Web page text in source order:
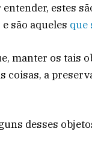
estes
são aqueles que
manter os tais
coisas, a
desses